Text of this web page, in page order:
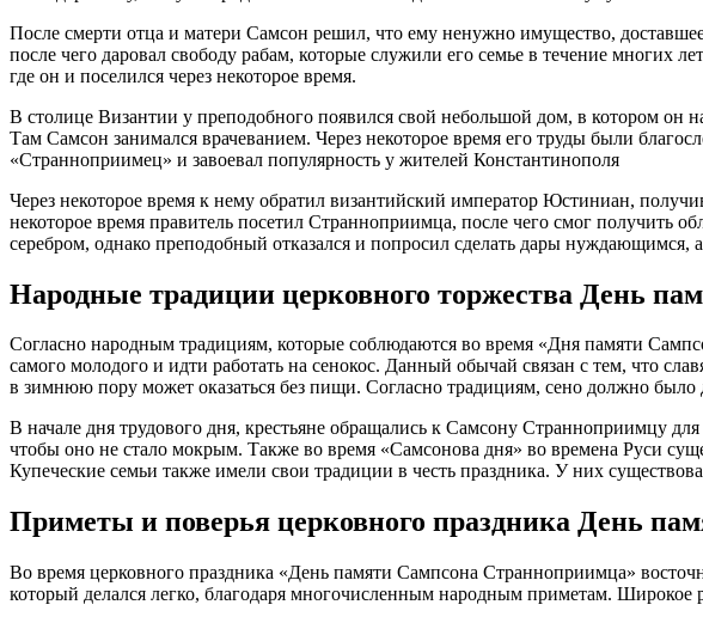
После смерти отца и матери Самсон решил, что ему ненужно имущество,
после чего даровал свободу рабам, которые служили его семье в течение многих
где он и поселился через некоторое время.
В столице Византии у преподобного появился свой небольшой дом, в котором
Там Самсон занимался врачеванием. Через некоторое время его труды были
«Странноприимец» и завоевал популярность у жителей Константинополя
Через некоторое время к нему обратил византийский император Юстиниан,
некоторое время правитель посетил Странноприимца, после чего смог получить
серебром, однако преподобный отказался и попросил сделать дары
Народные традиции церковного торжества День
Согласно народным традициям, которые соблюдаются во время «Дня памяти
самого молодого и идти работать на сенокос. Данный обычай связан с тем, что
в зимнюю пору может оказаться без пищи. Согласно традициям, сено должно было
В начале дня трудового дня, крестьяне обращались к Самсону Странноприимцу
чтобы оно не стало мокрым. Также во время «Самсонова дня» во времена Руси
Купеческие семьи также имели свои традиции в честь праздника. У них
Приметы и поверья церковного праздника День
Во время церковного праздника «День памяти Сампсона Странноприимца»
который делался легко, благодаря многочисленным народным приметам.